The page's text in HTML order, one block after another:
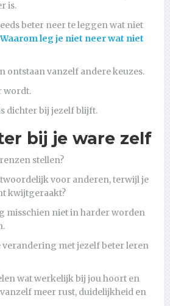
is.
beter neer te leggen wat niet
Waarom leg je niet neer wat niet
ontstaan vanzelf andere keuzes.
wordt.
dichter bij jezelf blijft.
bij je ware zelf
stellen?
voor anderen, terwijl je
kwijtgeraakt?
misschien niet in harder worden
verandering met jezelf beter leren
wat werkelijk bij jou hoort en
meer rust, duidelijkheid en